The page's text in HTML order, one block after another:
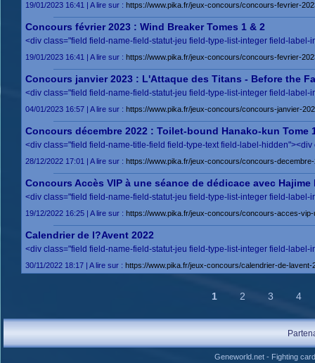
19/01/2023 16:41 | A lire sur : https://www.pika.fr/jeux-concours/concours-fevrier-
Concours février 2023 : Wind Breaker Tomes 1 & 2
<div class="field field-name-field-statut-jeu field-type-list-integer field-
19/01/2023 16:41 | A lire sur : https://www.pika.fr/jeux-concours/concours-fevrier-
Concours janvier 2023 : L'Attaque des Titans - Before the
<div class="field field-name-field-statut-jeu field-type-list-integer field-
04/01/2023 16:57 | A lire sur : https://www.pika.fr/jeux-concours/concours-janvier-
Concours décembre 2022 : Toilet-bound Hanako-kun Tome
<div class="field field-name-title-field field-type-text field-label-
28/12/2022 17:01 | A lire sur : https://www.pika.fr/jeux-concours/concours-
Concours Accès VIP à une séance de dédicace avec
<div class="field field-name-field-statut-jeu field-type-list-integer field-
19/12/2022 16:25 | A lire sur : https://www.pika.fr/jeux-concours/concours-acces-
Calendrier de l?Avent 2022
<div class="field field-name-field-statut-jeu field-type-list-integer field-
30/11/2022 18:17 | A lire sur : https://www.pika.fr/jeux-concours/calendrier-de-lavent-
1 2 3 4
Geneworld.net- Fighting